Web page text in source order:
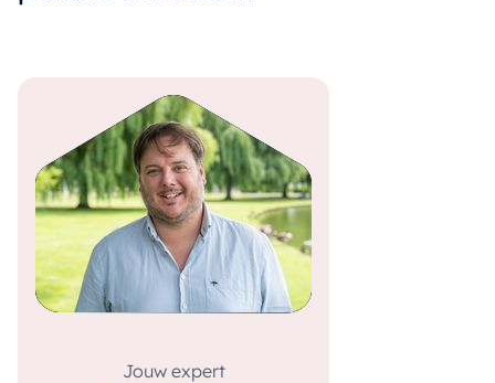
Jouw expert